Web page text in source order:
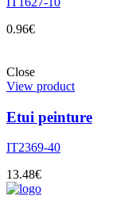
0.96€
Close
View product
Etui peinture
IT2369-40
13.48€